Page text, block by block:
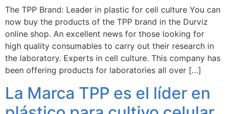
The TPP Brand: Leader in plastic for cell culture You can
now buy the products of the TPP brand in the Durviz
online shop. An excellent news for those looking for
high quality consumables to carry out their research in
the laboratory. Experts in cell culture. This company has
been offering products for laboratories all over […]
La Marca TPP es el líder en